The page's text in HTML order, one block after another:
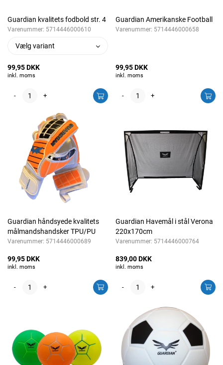
Guardian kvalitets fodbold str. 4
Varenummer: 5714446000610
Vælg variant
99,95 DKK
inkl. moms
- +
Guardian Amerikanske Football
Varenummer: 5714446000658
99,95 DKK
inkl. moms
- +
Guardian håndsyede kvalitets
målmandshandsker TPU/PU
Varenummer: 5714446000689
99,95 DKK
inkl. moms
- +
Guardian Havemål i stål Verona
220x170cm
Varenummer: 5714446000764
839,00 DKK
inkl. moms
- +